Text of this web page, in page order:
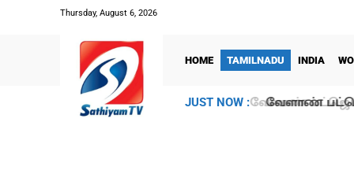
Thursday, August 6, 2026
HOME TAMILNADU INDIA
JUST NOW : வேளாண்